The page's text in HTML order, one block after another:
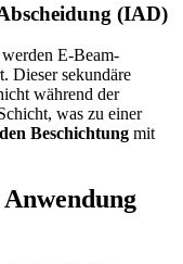
(IAD)
E-Beam-
Dieser sekundäre
während der
was zu einer
Beschichtung mit